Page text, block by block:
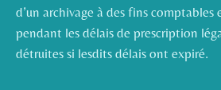
d’un archivage à des fins comptables
pendant les délais de prescription
détruites si lesdits délais ont expiré.